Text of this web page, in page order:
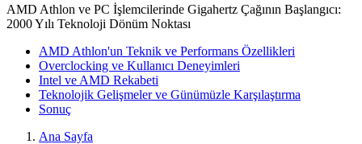
AMD Athlon ve PC İşlemcilerinde Gigahertz Çağının Başlangıcı:
2000 Yılı Teknoloji Dönüm Noktası
AMD Athlon'un Teknik ve Performans Özellikleri
Overclocking ve Kullanıcı Deneyimleri
Intel ve AMD Rekabeti
Teknolojik Gelişmeler ve Günümüzle Karşılaştırma
Sonuç
Ana Sayfa